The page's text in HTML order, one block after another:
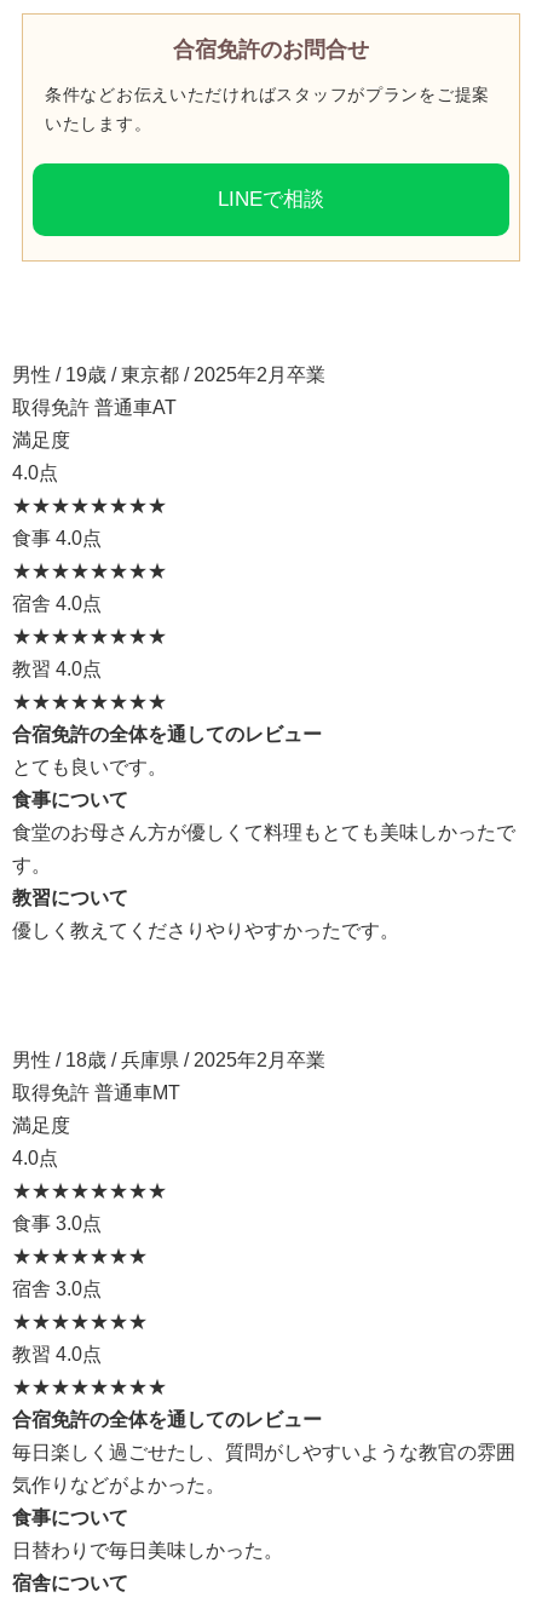
合宿免許のお問合せ
条件などお伝えいただければスタッフがプランをご提案
いたします。
LINEで相談
男性 / 19歳 / 東京都 / 2025年2月卒業
取得免許 普通車AT
満足度
4.0点
★★★★★★★★
食事 4.0点
★★★★★★★★
宿舎 4.0点
★★★★★★★★
教習 4.0点
★★★★★★★★
合宿免許の全体を通してのレビュー
とても良いです。
食事について
食堂のお母さん方が優しくて料理もとても美味しかったで
す。
教習について
優しく教えてくださりやりやすかったです。
男性 / 18歳 / 兵庫県 / 2025年2月卒業
取得免許 普通車MT
満足度
4.0点
★★★★★★★★
食事 3.0点
★★★★★★★
宿舎 3.0点
★★★★★★★
教習 4.0点
★★★★★★★★
合宿免許の全体を通してのレビュー
毎日楽しく過ごせたし、質問がしやすいような教官の雰囲
気作りなどがよかった。
食事について
日替わりで毎日美味しかった。
宿舎について